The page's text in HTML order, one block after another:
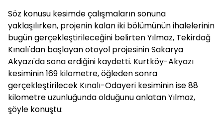
Söz konusu kesimde çalışmaların sonuna
yaklaşılırken, projenin kalan iki bölümünün ihalelerinin
bugün gerçekleştirileceğini belirten Yılmaz, Tekirdağ
Kınalı'dan başlayan otoyol projesinin Sakarya
Akyazı'da sona erdiğini kaydetti. Kurtköy-Akyazı
kesiminin 169 kilometre, öğleden sonra
gerçekleştirilecek Kınalı-Odayeri kesiminin ise 88
kilometre uzunluğunda olduğunu anlatan Yılmaz,
şöyle konuştu: